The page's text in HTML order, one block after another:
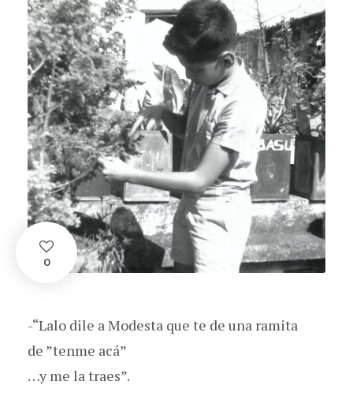
0
-“Lalo dile a Modesta que te de una ramita
de ”tenme acá”
…y me la traes”.